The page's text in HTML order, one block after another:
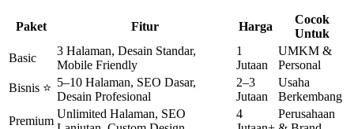
Paket Fitur Harga
Cocok
Untuk
Basic
3 Halaman, Desain Standar,
Mobile Friendly
1
Jutaan
UMKM &
Personal
Bisnis ⭐ 5–10 Halaman, SEO Dasar,
Desain Profesional
2–3
Jutaan
Usaha
Berkembang
Premium
Unlimited Halaman, SEO
4
Perusahaan